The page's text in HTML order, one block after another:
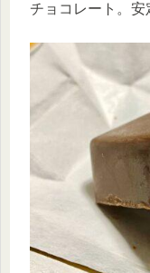
チョコレート。安